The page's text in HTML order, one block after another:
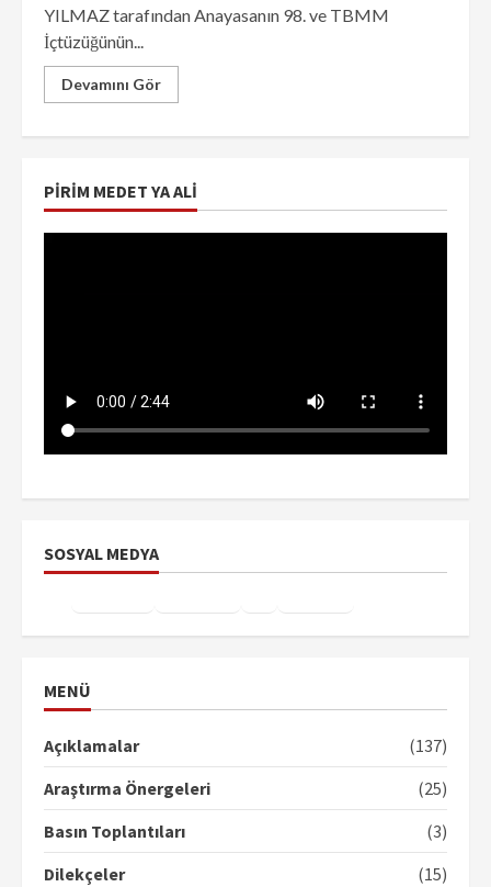
YILMAZ tarafından Anayasanın 98. ve TBMM
İçtüzüğünün...
Devamını Gör
PIRIM MEDET YA ALI
SOSYAL MEDYA
MENÜ
Açıklamalar
(137)
Araştırma Önergeleri
(25)
Basın Toplantıları
(3)
Dilekçeler
(15)